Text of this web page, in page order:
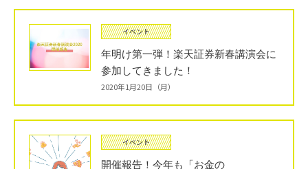
イベント
年明け第一弾！楽天証券新春講演会に
参加してきました！
2020年1月20日（月）
イベント
開催報告！今年も「お金の